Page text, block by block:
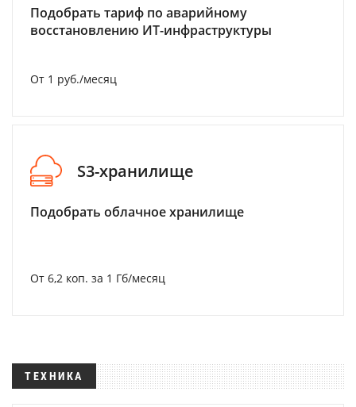
Подобрать тариф по аварийному
восстановлению ИТ-инфраструктуры
От 1 руб./месяц
S3-хранилище
Подобрать облачное хранилище
От 6,2 коп. за 1 Гб/месяц
ТЕХНИКА